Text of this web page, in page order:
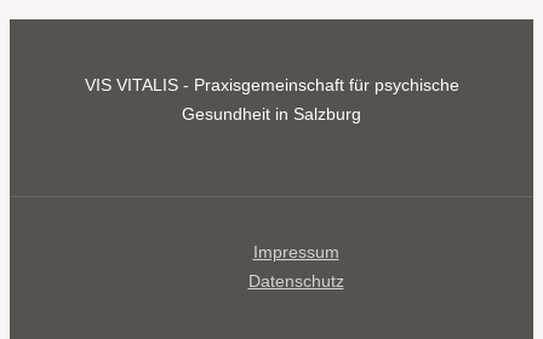
VIS VITALIS - Praxisgemeinschaft für psychische
Gesundheit in Salzburg
Impressum
Datenschutz